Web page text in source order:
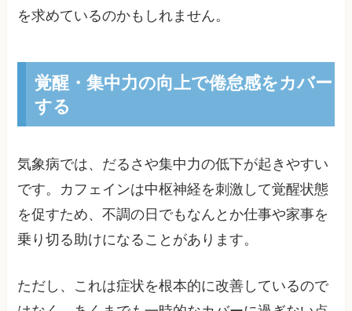
を求めているのかもしれません。
覚醒・集中力の向上で倦怠感をカバー
する
気象病では、だるさや集中力の低下が起きやすい
です。カフェインは中枢神経を刺激して覚醒状態
を促すため、不調の日でもなんとか仕事や家事を
乗り切る助けになることがあります。
ただし、これは症状を根本的に改善しているので